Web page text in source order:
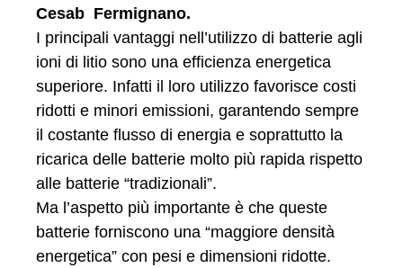
Cesab Fermignano.
I principali vantaggi nell’utilizzo di batterie agli
ioni di litio sono una efficienza energetica
superiore. Infatti il loro utilizzo favorisce costi
ridotti e minori emissioni, garantendo sempre
il costante flusso di energia e soprattutto la
ricarica delle batterie molto più rapida rispetto
alle batterie “tradizionali”.
Ma l’aspetto più importante è che queste
batterie forniscono una “maggiore densità
energetica” con pesi e dimensioni ridotte.